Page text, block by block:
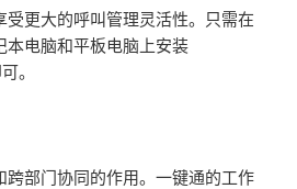
受更大的呼叫管理灵活性。只需在
本电脑和平板电脑上安装
。
跨部门协同的作用。一键通的工作